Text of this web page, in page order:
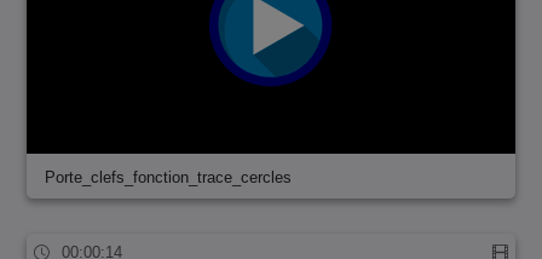
Porte_clefs_fonction_trace_cercles
00:00:14